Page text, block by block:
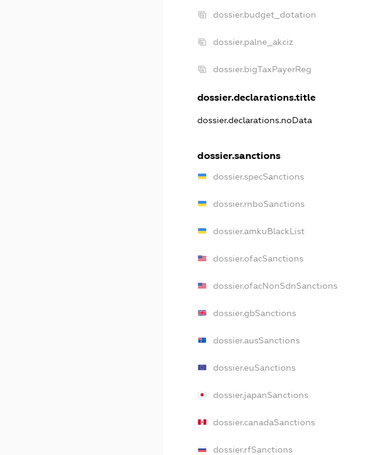
dossier.budget_dotation
dossier.palne_akciz
dossier.bigTaxPayerReg
dossier.declarations.title
dossier.declarations.noData
dossier.sanctions
dossier.specSanctions
dossier.rnboSanctions
dossier.amkuBlackList
dossier.ofacSanctions
dossier.ofacNonSdnSanctions
dossier.gbSanctions
dossier.ausSanctions
dossier.euSanctions
dossier.japanSanctions
dossier.canadaSanctions
dossier.rfSanctions